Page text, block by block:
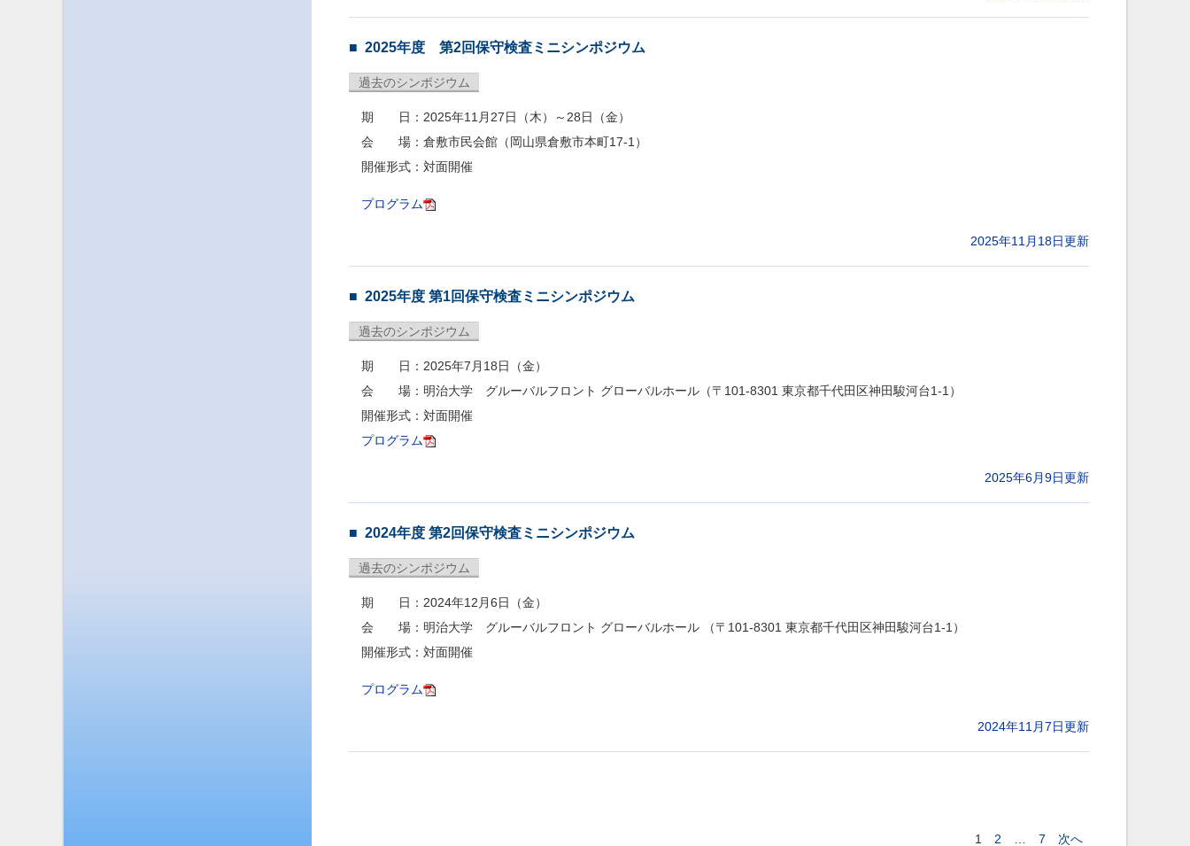
2025年度 第2回保守検査ミニシンポジウム
過去のシンポジウム
期 日：2025年11月27日（木）～28日（金）
会 場：倉敷市民会館（岡山県倉敷市本町17-1）
開催形式：対面開催
プログラム
2025年11月18日更新
2025年度 第1回保守検査ミニシンポジウム
過去のシンポジウム
期 日：2025年7月18日（金）
会 場：明治大学 グルーバルフロント グローバルホール（〒101-8301 東京都千代田区神田駿河台1-1）
開催形式：対面開催
プログラム
2025年6月9日更新
2024年度 第2回保守検査ミニシンポジウム
過去のシンポジウム
期 日：2024年12月6日（金）
会 場：明治大学 グルーバルフロント グローバルホール （〒101-8301 東京都千代田区神田駿河台1-1）
開催形式：対面開催
プログラム
2024年11月7日更新
1 2 7 次へ